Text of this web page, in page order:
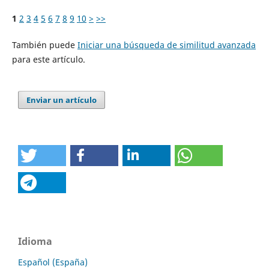
1 2 3 4 5 6 7 8 9 10 > >>
También puede Iniciar una búsqueda de similitud avanzada
para este artículo.
Enviar un artículo
Idioma
Español (España)